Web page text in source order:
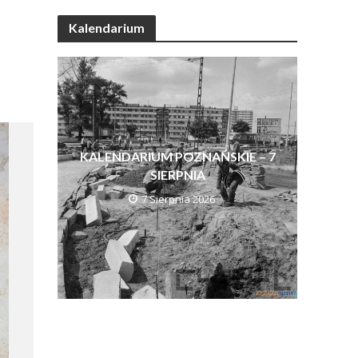
Kalendarium
KALENDARIUM POZNAŃSKIE – 7
SIERPNIA
7 Sierpnia 2026